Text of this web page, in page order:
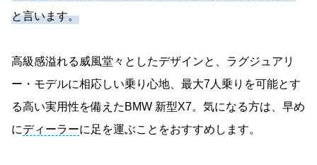
と言います。
高級感溢れる威風堂々としたデザインと、ラグジュアリ
ー・モデルに相応しい乗り心地、最大7人乗りを可能とす
る高い実用性を備えたBMW 新型X7。気になる方は、早め
にディーラーに足を運ぶことをおすすめします。